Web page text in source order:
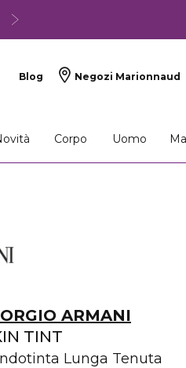
Blog Negozi Marionnaud
Corpo Uomo
ARMANI
TINT
Lunga Tenuta